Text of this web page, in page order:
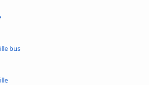
bus